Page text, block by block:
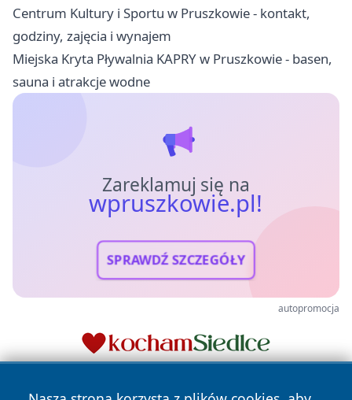
Centrum Kultury i Sportu w Pruszkowie - kontakt,
godziny, zajęcia i wynajem
Miejska Kryta Pływalnia KAPRY w Pruszkowie - basen,
sauna i atrakcje wodne
Zareklamuj się na
wpruszkowie.pl!
SPRAWDŹ SZCZEGÓŁY
autopromocja